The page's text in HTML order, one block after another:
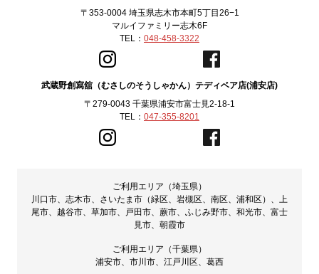
〒353-0004 埼玉県志木市本町5丁目26−1
マルイファミリー志木6F
TEL： 048-458-3322
武蔵野創寫舘（むさしのそうしゃかん）テディベア店(浦安店)
〒279-0043 千葉県浦安市富士見2-18-1
TEL： 047-355-8201
ご利用エリア（埼玉県）
川口市、志木市、さいたま市（緑区、岩槻区、南区、浦和区）、上
尾市、越谷市、草加市、戸田市、蕨市、ふじみ野市、和光市、富士
見市、朝霞市
ご利用エリア（千葉県）
浦安市、市川市、江戸川区、葛西